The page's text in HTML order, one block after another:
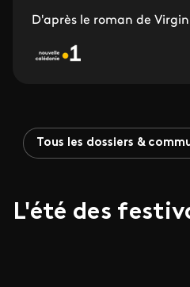
D'après le roman de
Tous les dossiers &
L'été des